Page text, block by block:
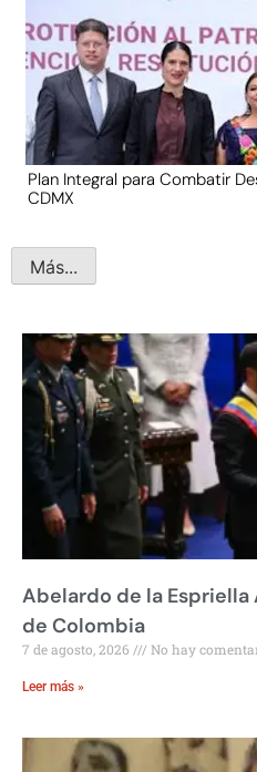
Plan Integral para Combatir
CDMX
Más...
Abelardo de la
de Colombia
7 de agosto, 2026 No hay
Leer más »